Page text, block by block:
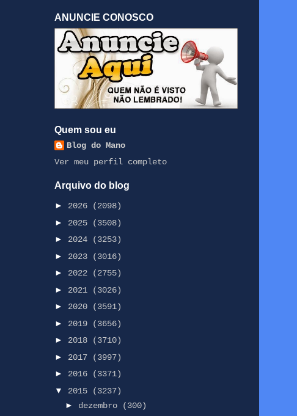
ANUNCIE CONOSCO
Quem sou eu
Blog do Mano
Ver meu perfil completo
Arquivo do blog
► 2026
(2098)
► 2025
(3508)
► 2024
(3253)
► 2023
(3016)
► 2022
(2755)
► 2021
(3026)
► 2020
(3591)
► 2019
(3656)
► 2018
(3710)
► 2017
(3997)
► 2016
(3371)
▼ 2015
(3237)
► dezembro
(300)